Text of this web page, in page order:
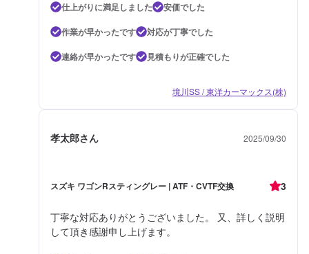
仕上がりに満足しました
安価でした
作業が早かったです
対応が丁寧でした
連絡が早かったです
見積もりが正確でした
境川SS / 東洋カーマックス(株)
孝太郎さん 2025/09/30
スズキ ワゴンRスティングレー | ATF・CVTF交換 3
丁寧な対応ありがとうございました。 又、詳しく説明
して頂き感謝申し上げます。